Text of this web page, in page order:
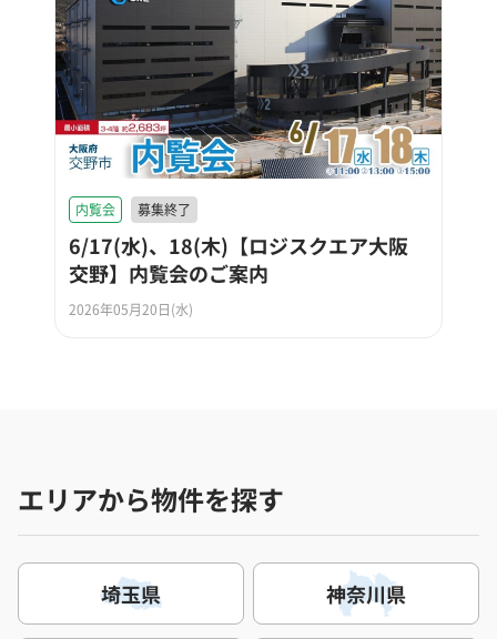
内覧会 募集終了
6/17(水)、18(木)【ロジスクエア大阪
交野】内覧会のご案内
2026年05月20日(水)
エリアから物件を探す
埼玉県 神奈川県